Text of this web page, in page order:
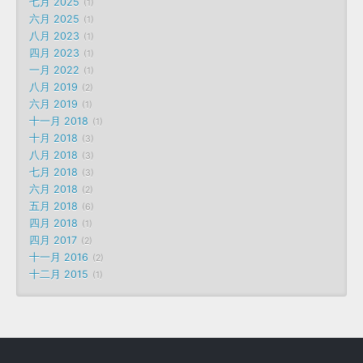
1
六月 2025 1
八月 2023 1
四月 2023 1
一月 2022 1
八月 2019 2
六月 2019 1
十一月 2018 1
十月 2018 3
八月 2018 3
七月 2018 3
六月 2018 2
五月 2018 6
四月 2018 1
四月 2017 2
十一月 2016 2
十二月 2015 1